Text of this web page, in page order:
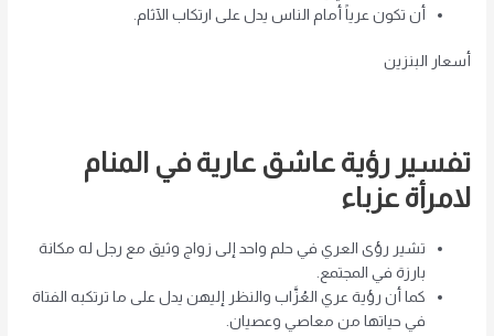
أن تكون عرياً أمام الناس يدل على ارتكاب الآثام.
أسعار البنزين
تفسير رؤية عاشق عارية في المنام
لامرأة عزباء
تشير رؤى العري في حلم واحد إلى زواج وثيق مع رجل له مكانة
بارزة في المجتمع.
كما أن رؤية عري العُزَّاب والنظر إليهن يدل على ما ترتكبه الفتاة
في حياتها من معاصي وعصيان.